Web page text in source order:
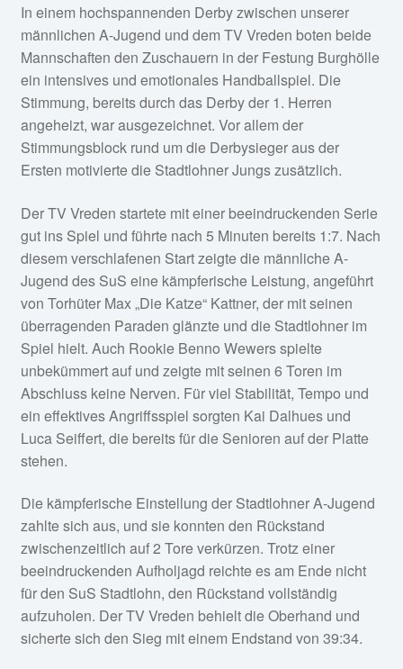
In einem hochspannenden Derby zwischen unserer
männlichen A-Jugend und dem TV Vreden boten beide
Mannschaften den Zuschauern in der Festung Burghölle
ein intensives und emotionales Handballspiel. Die
Stimmung, bereits durch das Derby der 1. Herren
angeheizt, war ausgezeichnet. Vor allem der
Stimmungsblock rund um die Derbysieger aus der
Ersten motivierte die Stadtlohner Jungs zusätzlich.
Der TV Vreden startete mit einer beeindruckenden Serie
gut ins Spiel und führte nach 5 Minuten bereits 1:7. Nach
diesem verschlafenen Start zeigte die männliche A-
Jugend des SuS eine kämpferische Leistung, angeführt
von Torhüter Max „Die Katze“ Kattner, der mit seinen
überragenden Paraden glänzte und die Stadtlohner im
Spiel hielt. Auch Rookie Benno Wewers spielte
unbekümmert auf und zeigte mit seinen 6 Toren im
Abschluss keine Nerven. Für viel Stabilität, Tempo und
ein effektives Angriffsspiel sorgten Kai Dalhues und
Luca Seiffert, die bereits für die Senioren auf der Platte
stehen.
Die kämpferische Einstellung der Stadtlohner A-Jugend
zahlte sich aus, und sie konnten den Rückstand
zwischenzeitlich auf 2 Tore verkürzen. Trotz einer
beeindruckenden Aufholjagd reichte es am Ende nicht
für den SuS Stadtlohn, den Rückstand vollständig
aufzuholen. Der TV Vreden behielt die Oberhand und
sicherte sich den Sieg mit einem Endstand von 39:34.